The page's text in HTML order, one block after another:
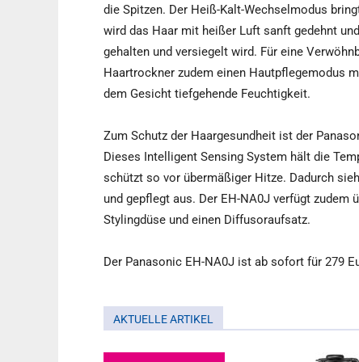
die Spitzen. Der Heiß-Kalt-Wechselmodus
wird das Haar mit heißer Luft sanft gedehnt
gehalten und versiegelt wird. Für eine
Haartrockner zudem einen Hautpflegemodus
dem Gesicht tiefgehende Feuchtigkeit.
Zum Schutz der Haargesundheit ist der
Dieses Intelligent Sensing System hält die
schützt so vor übermäßiger Hitze. Dadurch
und gepflegt aus. Der EH-NA0J verfügt zudem
Stylingdüse und einen Diffusoraufsatz.
Der Panasonic EH-NA0J ist ab sofort für 279
AKTUELLE ARTIKEL